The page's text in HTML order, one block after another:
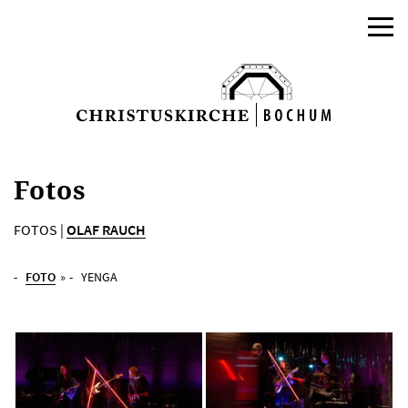
AKTUELLES
Fotos
FOTOS | OLAF RAUCH
FOTO » YENGA